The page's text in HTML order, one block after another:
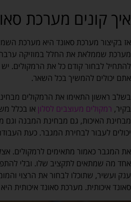
איך קונים מערכת
אז בקיצור מערכת סאונד היא מערכת
מערכת שממלאת את החלל במוזיקה ערבה
להתחיל לבחור קודם כל את הרמקולים.
אתם יכולים להמשיך בכל השאר.
בשלב ראשון התאימו את הרמקולים
בקיר, רמקולים מעוצבים לסלון או בכלל
מבחינת האיכות, גם מבחינת המבנה
יכולים לעבור לבחירת המגבר. כעת
את המגבר כאמור מתאימים לרמקולים.
אחד מה שמתאים לתקציב שלו. ובלי
ענק ועשיר, שתוכלו לבחור את הרצוי
סאונד איכותית. מערכת סאונד איכותית